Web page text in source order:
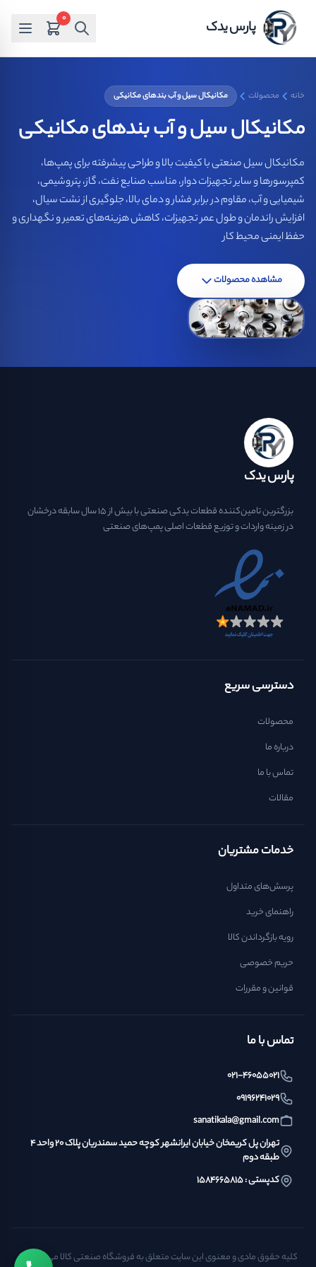
پارس یدک 0
خانه محصولات مکانیکال سیل و آب بندهای مکانیکی
مکانیکال سیل و آب بندهای مکانیکی
مکانیکال سیل صنعتی با کیفیت بالا و طراحی پیشرفته برای پمپ‌ها،
کمپرسورها و سایر تجهیزات دوار، مناسب صنایع نفت، گاز، پتروشیمی،
شیمیایی و آب، مقاوم در برابر فشار و دمای بالا، جلوگیری از نشت سیال،
افزایش راندمان و طول عمر تجهیزات، کاهش هزینه‌های تعمیر و نگهداری و
حفظ ایمنی محیط کار
مشاهده محصولات
پارس یدک
بزرگترین تامین‌کننده قطعات یدکی صنعتی با بیش از ۱۵ سال سابقه درخشان
در زمینه واردات و توزیع قطعات اصلی پمپ‌های صنعتی
دسترسی سریع
محصولات
درباره ما
تماس با ما
مقالات
خدمات مشتریان
پرسش‌های متداول
راهنمای خرید
رویه بازگرداندن کالا
حریم خصوصی
قوانین و مقررات
تماس با ما
021-46055021
09196241029
sanatikala@gmail.com
تهران پل کریمخان خیابان ایرانشهر کوچه حمید سمندریان پلاک ۲۰ واحد ۴
طبقه دوم
کدپستی : ۱۵۸۴۶۶۵۸۱۵
کلیه حقوق مادی و معنوی این سایت متعلق به فروشگاه صنعتی کالا می‌باشد. ©